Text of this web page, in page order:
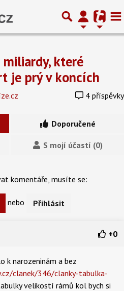
které
je prý v koncích
4 příspěvky
Doporučené
S mojí účastí (0)
komentáře, musíte se:
nebo Přihlásit
+0
k narozeninám a bez
.cz/clanek/346/clanky-tabulka-
velikostí rámů kol bych si